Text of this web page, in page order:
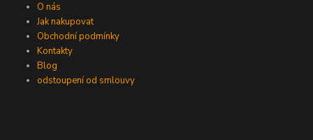
O nás
Jak nakupovat
Obchodní podmínky
Kontakty
Blog
odstoupení od smlouvy